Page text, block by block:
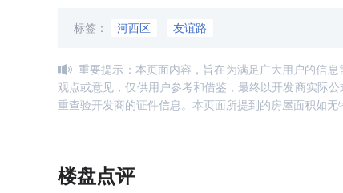
标签： 河西区 友谊路
重要提示：本页面内容，旨在为满足广大用户的信
观点或意见，仅供用户参考和借鉴，最终以开发商实际
重查验开发商的证件信息。本页面所提到的房屋面积如无
楼盘点评